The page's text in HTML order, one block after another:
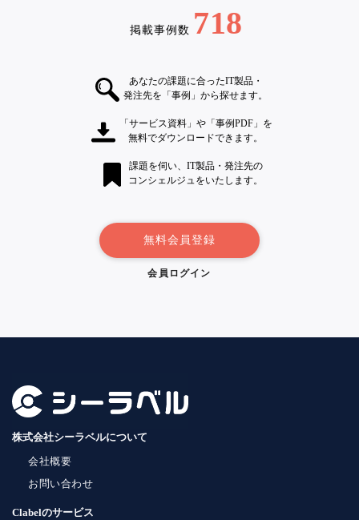
掲載事例数 718
あなたの課題に合ったIT製品・
発注先を「事例」から探せます。
「サービス資料」や「事例PDF」を
無料でダウンロードできます。
課題を伺い、IT製品・発注先の
コンシェルジュをいたします。
無料会員登録
会員ログイン
株式会社シーラベルについて
会社概要
お問い合わせ
Clabelのサービス